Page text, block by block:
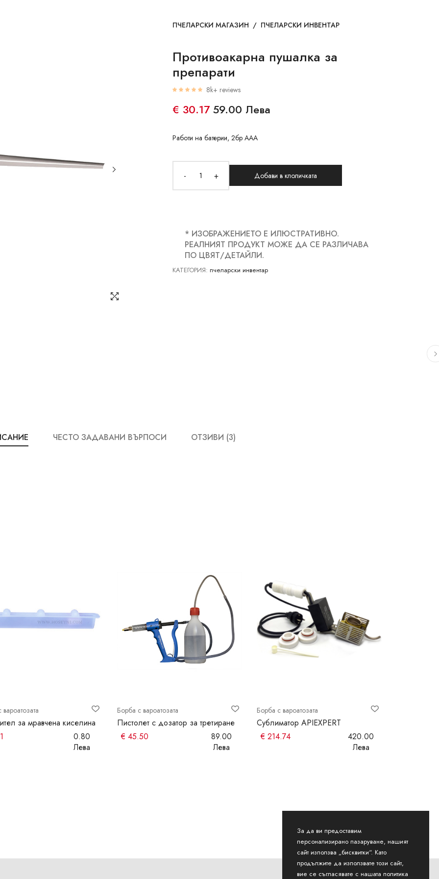
ПЧЕЛАРСКИ МАГАЗИН / ПЧЕЛАРСКИ ИНВЕНТАР
Противоакарна пушалка за
препарати
8k+ reviews
€ 30.17 59.00 Лева
Работи на батерии, 2бр ААА
- + Добави в клоличката
* ИЗОБРАЖЕНИЕТО Е ИЛЮСТРАТИВНО.
РЕАЛНИЯТ ПРОДУКТ МОЖЕ ДА СЕ РАЗЛИЧАВА
ПО ЦВЯТ/ДЕТАЙЛИ.
КАТЕГОРИЯ: пчеларски инвентар
ЧЕСТО ЗАДАВАНИ ВЪРПОСИ ОТЗИВИ (3)
за мравчена киселина
0.80
Лева
Борба с вароатозата
Пистолет с дозатор за третиране
€ 45.50
89.00
Лева
Борба с вароатозата
Сублиматор APIEXPERT
€ 214.74
420.00
Лева
За да ви предоставим
персонализирано пазаруване, нашият
сайт използва „бисквитки“. Като
продължите да използвате този сайт,
вие се съгласявате с нашата политика